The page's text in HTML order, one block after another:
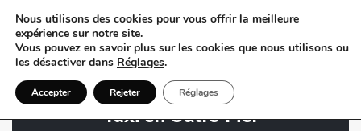
Taxi en Outre-Mer
Nous utilisons des cookies pour vous offrir la meilleure
expérience sur notre site.
Vous pouvez en savoir plus sur les cookies que nous utilisons ou
les désactiver dans Réglages.
Accepter Rejeter Réglages